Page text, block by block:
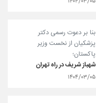
بنا بر دعوت رسمی دکتر
پزشکیان از نخست وزیر
پاکستان؛
شهباز شریف در راه تهران
۱۴۰۴/۰۳/۰۵